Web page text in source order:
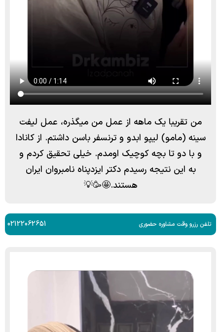
من تقریبا یک ماهه از عمل من میگذره، عمل لیفت
سینه (مامو) لیپو ابدو و ترنسفر باسن داشتم. از کانادا
و با دو تا بچه کوچیک اومدم. خیلی تحقیق کردم و
به این نتیجه رسیدم دکتر ایزدپناه نامبروان ایران
هستند.🤩🥳💡
تلفن رزرو وقت مشاوره حضوری 02122062651